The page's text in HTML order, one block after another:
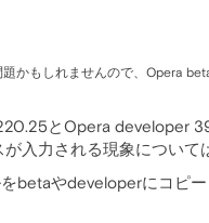
かもしれませんので、Opera
とOpera developer
入力される現象について
betaやdeveloperにコピ